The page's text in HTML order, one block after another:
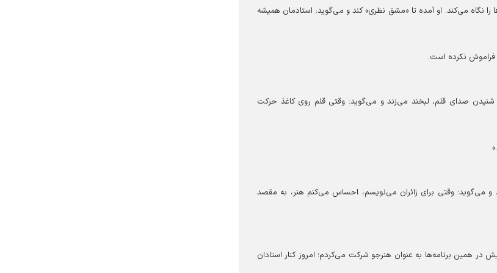
نگاه می‌کند. او آمده تا «مشق نظری» کند و می‌گوید: استادمان همیشه
فراموش نکرده است.
شنیدن صدای قلم، لبخند می‌زند و می‌گوید: وقتی قلم روی کاغذ حرکت
و می‌گوید: وقتی برای زائران می‌نویسم، احساس می‌کنم هنر، به مقصد
همین برنامه‌ها به عنوان هنرجو شرکت می‌کردم؛ امروز کنار استادان